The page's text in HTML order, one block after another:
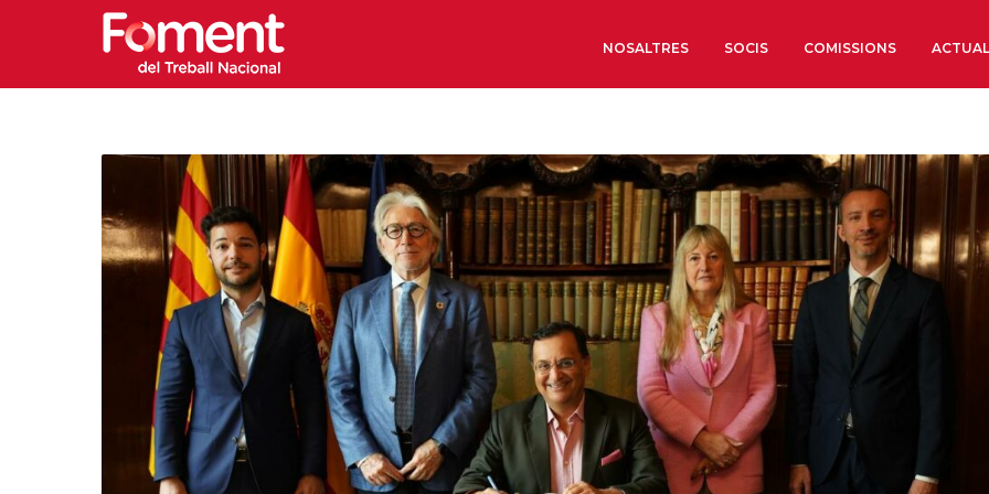
NOSALTRES
Òrgans de Govern
Òrgans Consultius
Estructura Executiva
Institut d’Estudis
Societat Barcelonesa
Econòmics i Socials
Organitzacions
Coneix més
SOCIS COMISSIONS